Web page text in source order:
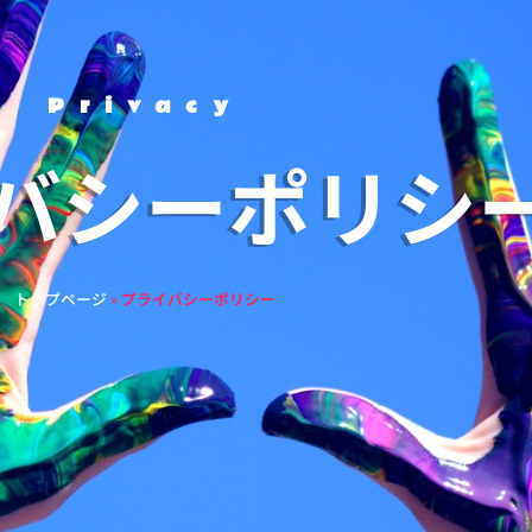
Privacy
シーポリシ
トップページ » プライバシーポリシー